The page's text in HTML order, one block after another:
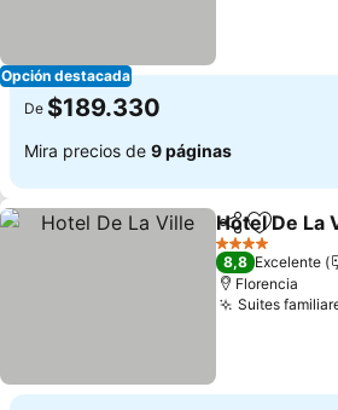
Opción destacada
De $189.330
Mira precios de 9 páginas
Compartir
Agregar
Hotel De La
4 Estrellas
8,8 Excelente
Florencia
Suites